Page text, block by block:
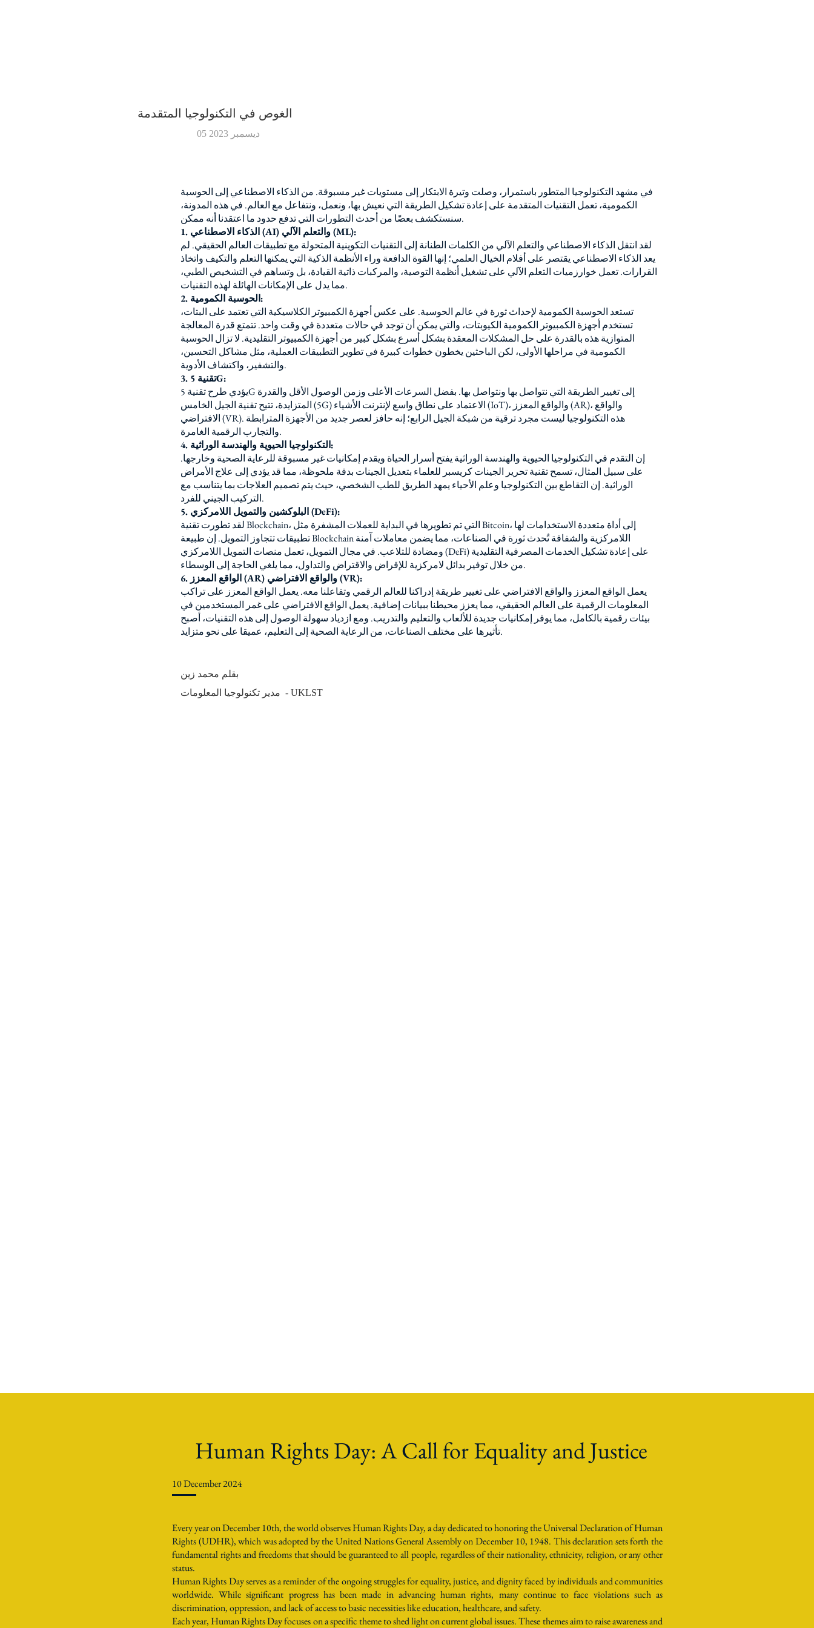
الغوص في التكنولوجيا المتقدمة
05 ديسمبر 2023
في مشهد التكنولوجيا المتطور باستمرار، وصلت وتيرة الابتكار إلى مستويات غير مسبوقة. من الذكاء الاصطناعي إلى الحوسبة
الكمومية، تعمل التقنيات المتقدمة على إعادة تشكيل الطريقة التي نعيش بها، ونعمل، ونتفاعل مع العالم. في هذه المدونة،
سنستكشف بعضًا من أحدث التطورات التي تدفع حدود ما اعتقدنا أنه ممكن.
1. الذكاء الاصطناعي (AI) والتعلم الآلي (ML):
لقد انتقل الذكاء الاصطناعي والتعلم الآلي من الكلمات الطنانة إلى التقنيات التكوينية المتحولة مع تطبيقات العالم الحقيقي. لم
يعد الذكاء الاصطناعي يقتصر على أفلام الخيال العلمي؛ إنها القوة الدافعة وراء الأنظمة الذكية التي يمكنها التعلم والتكيف واتخاذ
القرارات. تعمل خوارزميات التعلم الآلي على تشغيل أنظمة التوصية، والمركبات ذاتية القيادة، بل وتساهم في التشخيص الطبي،
مما يدل على الإمكانات الهائلة لهذه التقنيات.
2. الحوسبة الكمومية:
تستعد الحوسبة الكمومية لإحداث ثورة في عالم الحوسبة. على عكس أجهزة الكمبيوتر الكلاسيكية التي تعتمد على البتات،
تستخدم أجهزة الكمبيوتر الكمومية الكيوبتات، والتي يمكن أن توجد في حالات متعددة في وقت واحد. تتمتع قدرة المعالجة
المتوازية هذه بالقدرة على حل المشكلات المعقدة بشكل أسرع بشكل كبير من أجهزة الكمبيوتر التقليدية. لا تزال الحوسبة
الكمومية في مراحلها الأولى، لكن الباحثين يخطون خطوات كبيرة في تطوير التطبيقات العملية، مثل مشاكل التحسين،
والتشفير، واكتشاف الأدوية.
3. تقنية 5G:
يؤدي طرح تقنية 5G إلى تغيير الطريقة التي نتواصل بها ونتواصل بها. بفضل السرعات الأعلى وزمن الوصول الأقل والقدرة
المتزايدة، تتيح تقنية الجيل الخامس (5G) الاعتماد على نطاق واسع لإنترنت الأشياء (IoT)، والواقع المعزز (AR)، والواقع
الافتراضي (VR). هذه التكنولوجيا ليست مجرد ترقية من شبكة الجيل الرابع؛ إنه حافز لعصر جديد من الأجهزة المترابطة
والتجارب الرقمية الغامرة.
4. التكنولوجيا الحيوية والهندسة الوراثية:
إن التقدم في التكنولوجيا الحيوية والهندسة الوراثية يفتح أسرار الحياة ويقدم إمكانيات غير مسبوقة للرعاية الصحية وخارجها.
على سبيل المثال، تسمح تقنية تحرير الجينات كريسبر للعلماء بتعديل الجينات بدقة ملحوظة، مما قد يؤدي إلى علاج الأمراض
الوراثية. إن التقاطع بين التكنولوجيا وعلم الأحياء يمهد الطريق للطب الشخصي، حيث يتم تصميم العلاجات بما يتناسب مع
التركيب الجيني للفرد.
5. البلوكشين والتمويل اللامركزي (DeFi):
لقد تطورت تقنية Blockchain، التي تم تطويرها في البداية للعملات المشفرة مثل Bitcoin، إلى أداة متعددة الاستخدامات لها
تطبيقات تتجاوز التمويل. إن طبيعة Blockchain اللامركزية والشفافة تُحدث ثورة في الصناعات، مما يضمن معاملات آمنة
ومضادة للتلاعب. في مجال التمويل، تعمل منصات التمويل اللامركزي (DeFi) على إعادة تشكيل الخدمات المصرفية التقليدية
من خلال توفير بدائل لامركزية للإقراض والاقتراض والتداول، مما يلغي الحاجة إلى الوسطاء.
6. الواقع المعزز (AR) والواقع الافتراضي (VR):
يعمل الواقع المعزز والواقع الافتراضي على تغيير طريقة إدراكنا للعالم الرقمي وتفاعلنا معه. يعمل الواقع المعزز على تراكب
المعلومات الرقمية على العالم الحقيقي، مما يعزز محيطنا ببيانات إضافية. يعمل الواقع الافتراضي على غمر المستخدمين في
بيئات رقمية بالكامل، مما يوفر إمكانيات جديدة للألعاب والتعليم والتدريب. ومع ازدياد سهولة الوصول إلى هذه التقنيات، أصبح
تأثيرها على مختلف الصناعات، من الرعاية الصحية إلى التعليم، عميقا على نحو متزايد.
مدير تكنولوجيا المعلومات - UKLST
Human Rights Day: A Call for Equality and Justice
10 December 2024
Every year on December 10th, the world observes Human Rights Day, a day dedicated to honoring the Universal Declaration of Human
Rights (UDHR), which was adopted by the United Nations General Assembly on December 10, 1948. This declaration sets forth the
fundamental rights and freedoms that should be guaranteed to all people, regardless of their nationality, ethnicity, religion, or any other
status.
Human Rights Day serves as a reminder of the ongoing struggles for equality, justice, and dignity faced by individuals and communities
worldwide. While significant progress has been made in advancing human rights, many continue to face violations such as
discrimination, oppression, and lack of access to basic necessities like education, healthcare, and safety.
Each year, Human Rights Day focuses on a specific theme to shed light on current global issues. These themes aim to raise awareness and